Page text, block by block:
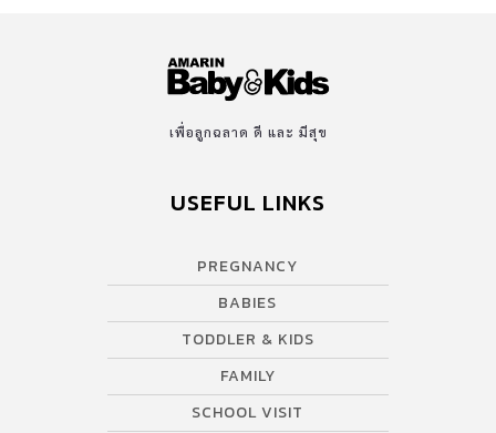
เพื่อลูกฉลาด ดี และ มีสุข
USEFUL LINKS
PREGNANCY
BABIES
TODDLER & KIDS
FAMILY
SCHOOL VISIT